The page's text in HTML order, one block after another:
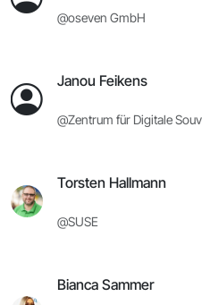
@oseven GmbH
Janou Feikens
@Zentrum für Digitale
Torsten Hallmann
@SUSE
Bianca Sammer